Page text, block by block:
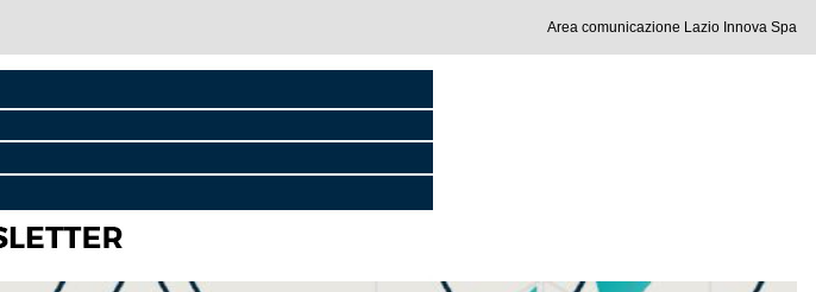
Area comunicazione Lazio Innova Spa